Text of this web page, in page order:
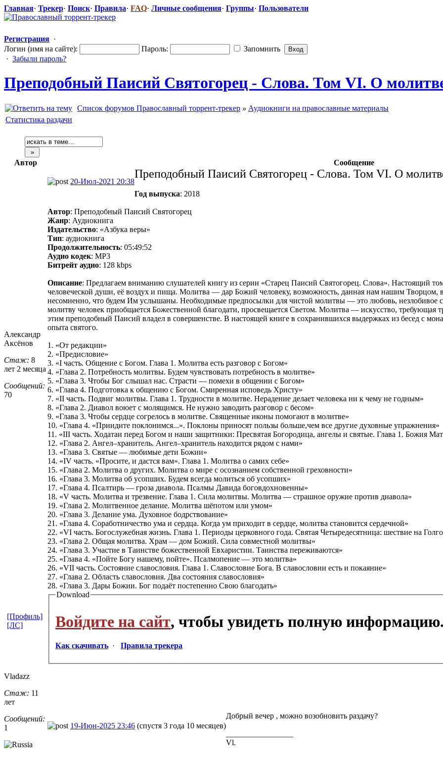
Главная· Трекер· Поиск· Правила· FAQ· Личные сообщения· Группы· Пользователи
Регистрация ·
Логин (имя на сайте):
Пароль:
Запомнить
· Забыли пароль?
Преподобный Паисий Святогорец - Слова. Том VI. О
Список форумов Православный торрент-трекер » Аудиокниги на православные материалы
Статистика раздачи
Автор Сообщение
Александр
Аксёнов
Стаж: 8
лет 2 месяца
Сообщений:
70
20-Июл-2021 20:38
Преподобный Паисий Святогорец - Слова. Том VI. О
Год выпуска: 2018
Автор: Преподобный Паисий Святогорец
Жанр: Аудиокнига
Издательство: «Азбука веры»
Тип: аудиокнига
Продолжительность: 05:49:52
Аудио кодек: MP3
Битрейт аудио: 128 kbps
Описание: Предлагаем вниманию слушателей книгу из серии «Старец Паисий Святогорец. Слова». Настоящий
человеческой души, её воздух и пища. Молитва — дар Божий человеку, возможность, данная нам нашим Творцом,
несомненно, что будем Им услышаны. Необходимые предпосылки для чистой молитвы — это любовь, незлобивое
молитву человек приобщается Божественной благодати, просвещается Светом. Молитва — искусство, требующая
этим преподобный Паисий владел в совершенстве. В настоящей книге в сохранившихся выдержках из бесед с
опыта святого.
1. «От редакции»
2. «Предисловие»
3. «I часть. Общение с Богом. Глава 1. Молитва есть разговор с Богом»
4. «Глава 2. Потребность молитвы. Будем чувствовать потребность в молитве»
5. «Глава 3. Чтобы Бог слышал нас. Страсти — помехи в общении с Богом»
6. «Глава 4. Подготовка к общению с Богом. Смиренная исповедь Христу»
7. «II часть. Подвиг молитвы. Глава 1. Трудности в молитве. Нерадение делает человека ни к чему не годным»
8. «Глава 2. Диавол воюет с молящимся. Не нужно заводить разговор с бесом»
9. «Глава 3. Чтобы сердце согрелось в молитве. Священные иконы помогают в молитве»
10. «Глава 4. «Приидите поклонимся...». Поклоны приносят пользы больше,чем все другие духовные упражнения»
11. «III часть. Ходатаи перед Богом и наши защитники: Пресвятая Богородица, ангелы и святые. Глава 1. Божия
12. «Глава 2. Ангел–хранитель. Ангел–хранитель находится рядом с нами»
13. «Глава 3. Святые — любимые дети Божии»
14. «IV часть. «Просите, и дастся вам». Глава 1. Молитва о самих себе»
15. «Глава 2. Молитва о других. Молитва о мире с осознанием собственной греховности»
16. «Глава 3. Молитва об усопших. Будем всегда молиться об усопших»
17. «Глава 4. Псалтирь — гроза диавола. Псалмы Давида боговдохновенны»
18. «V часть. Молитва и трезвение. Глава 1. Сила молитвы. Молитва — страшное оружие против диавола»
19. «Глава 2. Молитвенное делание. Молитва шёпотом или умом»
20. «Глава 3. Делание ума. Духовное бодрствование»
21. «Глава 4. Соработничество ума и сердца. Когда ум приходит в сердце, молитва становится сердечной»
22. «VI часть. Богослужебная жизнь. Глава 1. Периоды церковного года. Святая Четыредесятница: шествие на
23. «Глава 2. Общая молитва. Храм — дом Божий. Сила совместной молитвы»
24. «Глава 3. Участие в Таинстве божественной Евхаристии. Таинства переживаются»
25. «Глава 4. «Пойте Богу нашему, пойте». Псалмопение — это молитва»
26. «VII часть. Состояние славословия. Глава 1. Славословие Бога. В славословии есть и покаяние»
27. «Глава 2. Область славословия. Два состояния славословия»
28. «Глава 3. Дары Божии. Бог подаёт постепенно Свою благодать»
Download
Войдите на сайт, чтобы увидеть полную информацию.
Как скачивать · Правила трекера
[Профиль]
[ЛС]
Vladazz
Стаж: 11
лет
Сообщений:
1
19-Июн-2025 23:46 (спустя 3 года 10 месяцев)
Добрый вечер , можно возобновить раздачу?
Vl.